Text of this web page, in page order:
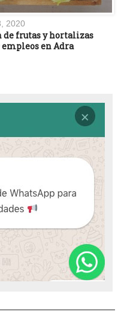
2020
de frutas y hortalizas
empleos en Adra